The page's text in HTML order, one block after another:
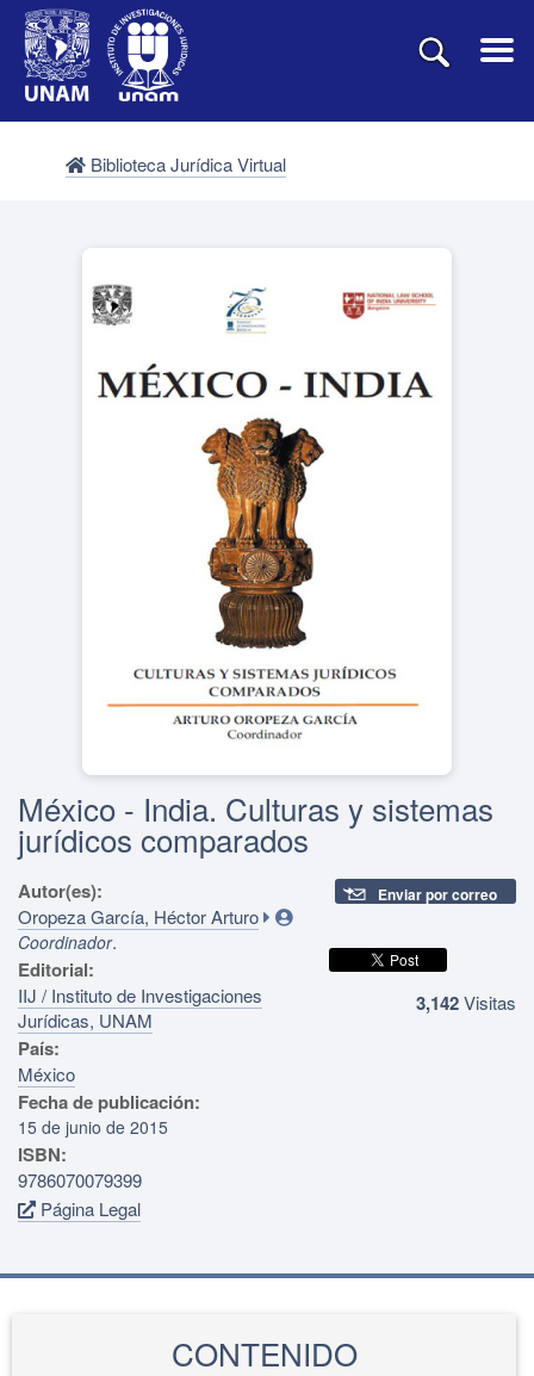
Biblioteca Jurídica Virtual
México - India. Culturas y sistemas
jurídicos comparados
Autor(es):
Oropeza García, Héctor Arturo
Coordinador.
Editorial:
IIJ / Instituto de Investigaciones
Jurídicas, UNAM
País:
México
Fecha de publicación:
15 de junio de 2015
ISBN:
9786070079399
Página Legal
Enviar por correo
3,142Visitas
CONTENIDO